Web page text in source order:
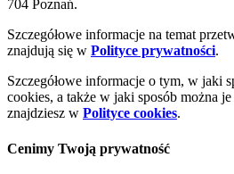
704 Poznań.
Szczegółowe informacje na temat
znajdują się w Polityce prywatności.
Szczegółowe informacje o tym, w jaki
cookies, a także w jaki sposób można
znajdziesz w Polityce cookies.
Cenimy Twoją prywatność